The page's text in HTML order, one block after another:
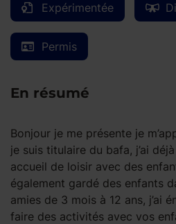
Expérimentée
Permis
En résumé
Bonjour je me présente je
je suis titulaire du bafa, j’ai
accueil de loisir avec des
également gardé des enfants
amies de 3 mois à 12 ans, j’ai
faire des activités avec vos